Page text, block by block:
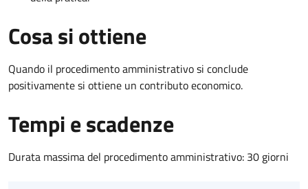
Cosa si ottiene
Quando il procedimento amministrativo si conclude
positivamente si ottiene un contributo economico.
Tempi e scadenze
Durata massima del procedimento amministrativo: 30 giorni